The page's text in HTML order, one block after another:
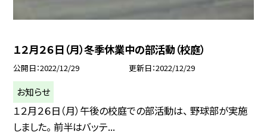
１２月２６日（月）冬季休業中の部活動（校庭）
公開日 2022/12/29 更新日 2022/12/29
お知らせ
１２月２６日（月）午後の校庭での部活動は、 野球部が実施
しました。 前半はバッテ...